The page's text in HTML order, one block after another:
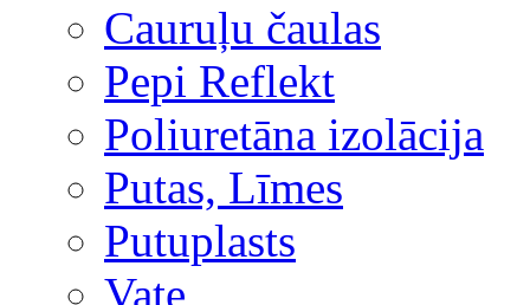
Cauruļu čaulas
Pepi Reflekt
Poliuretāna izolācija
Putas, Līmes
Putuplasts
Vate